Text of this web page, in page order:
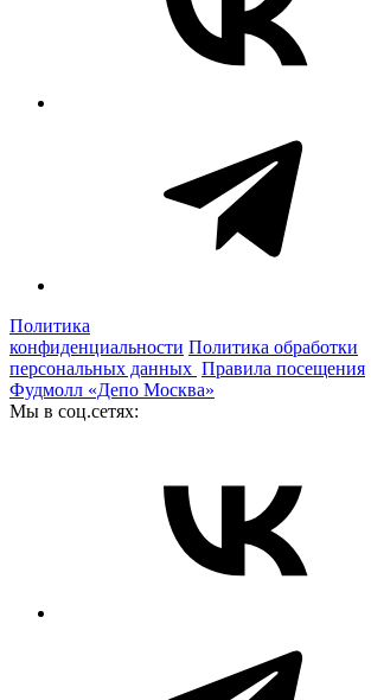
Политика
конфиденциальности Политика обработки
персональных данных Правила посещения
Фудмолл «Депо Москва»
Мы в соц.сетях: